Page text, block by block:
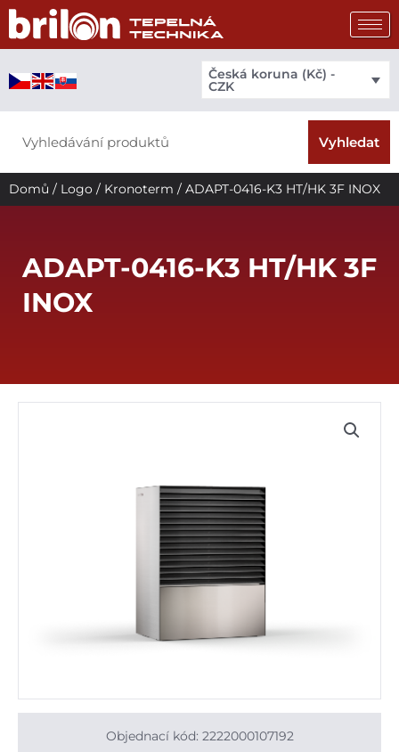
Přeskočit
obsah
Česká koruna (Kč) -
CZK
Vyhledat
Domů / Logo / Kronoterm / ADAPT-0416-K3 HT/HK 3F INOX
ADAPT-0416-K3 HT/HK 3F
INOX
Objednací kód: 2222000107192